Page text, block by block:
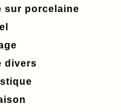
sur porcelaine
divers